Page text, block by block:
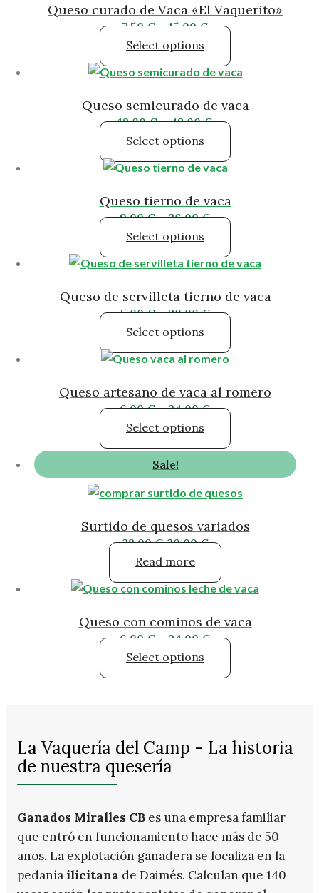
Queso curado de Vaca «El Vaquerito»
7,50€–15,00€
Select options
Queso semicurado de vaca
12,00€–48,00€
Select options
Queso tierno de vaca
9,00€–36,00€
Select options
Queso de servilleta tierno de vaca
5,00€–20,00€
Select options
Queso artesano de vaca al romero
6,00€–24,00€
Select options
Sale!
Surtido de quesos variados
38,00€ 30,00€
Read more
Queso con cominos de vaca
6,00€–24,00€
Select options
La Vaquería del Camp - La historia
de nuestra quesería
Ganados Miralles CB es una empresa familiar
que entró en funcionamiento hace más de 50
años. La explotación ganadera se localiza en la
pedaníailicitana de Daimés. Calculan que 140